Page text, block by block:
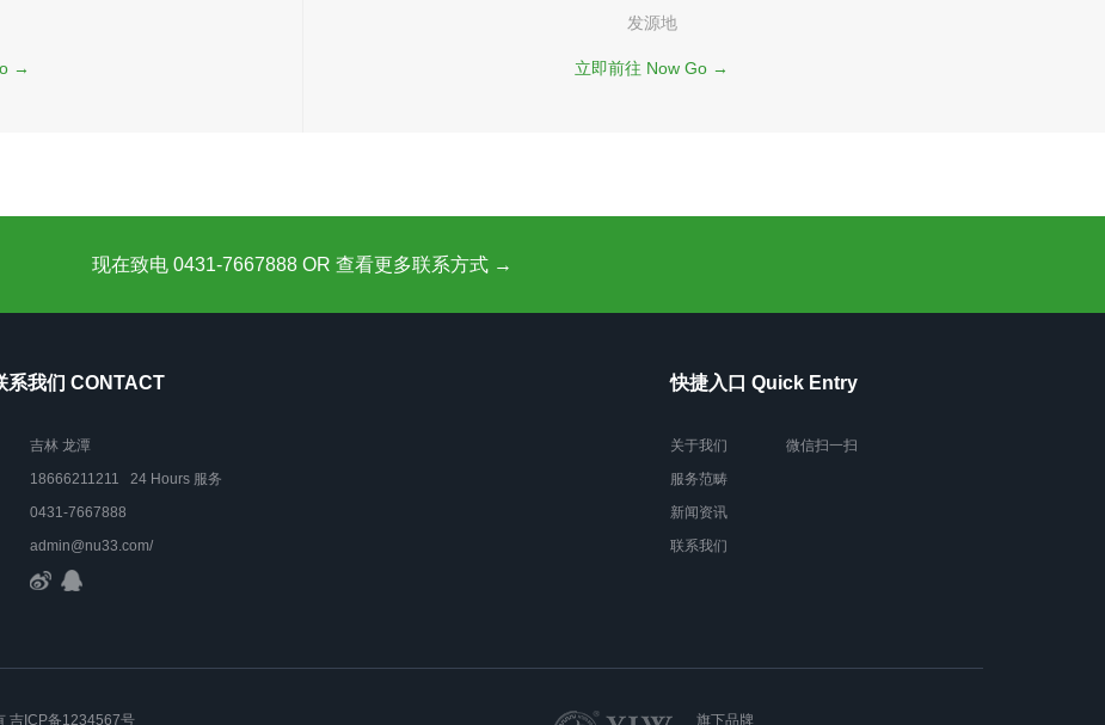
→
发源地
立即前往 Now Go →
现在致电 0431-7667888 OR 查看更多联系方式 →
系我们 CONTACT
吉林 龙潭
18666211211 24 Hours 服务
0431-7667888
admin@nu33.com/
快捷入口 Quick Entry
关于我们
服务范畴
新闻资讯
联系我们
微信扫一扫
吉ICP备1234567号 旗下品牌